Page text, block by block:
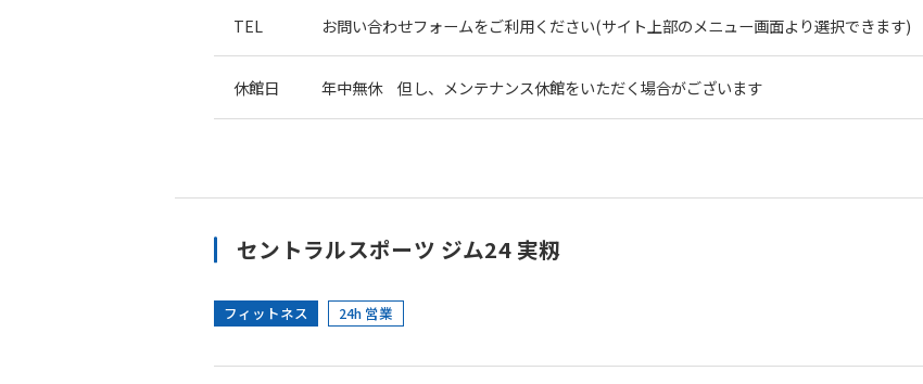
TEL お問い合わせフォームをご利用ください(サイト上部のメニュー画面より選択できます)
休館日 年中無休 但し、メンテナンス休館をいただく場合がございます
セントラルスポーツ ジム24 実籾
フィットネス 24h 営業